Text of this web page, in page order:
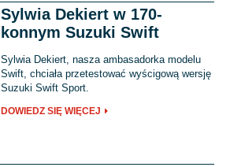
Sylwia Dekiert w 170-
konnym Suzuki Swift
Sylwia Dekiert, nasza ambasadorka modelu
Swift, chciała przetestować wyścigową wersję
Suzuki Swift Sport.
DOWIEDZ SIĘ WIĘCEJ